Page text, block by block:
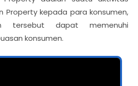
Property kepada para konsumen,
tersebut dapat memenuhi
konsumen.